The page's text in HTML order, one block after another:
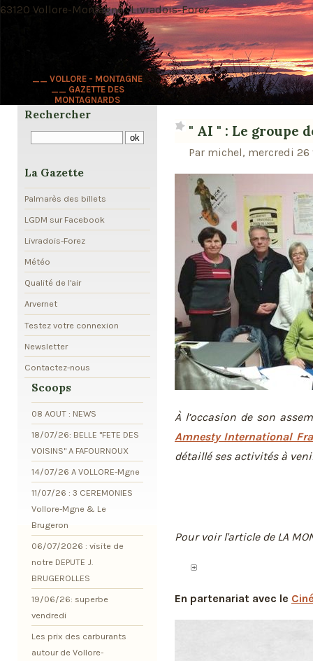
__ VOLLORE - MONTAGNE
__ GAZETTE DES
MONTAGNARDS
63120 Vollore-Montagne · Livradois-Forez
" AI " : Le groupe
Par michel, mercredi 26
À l’occasion de son
Amnesty International
détaillé ses activités à
Pour voir l'article de LA
En partenariat avec le
Rechercher
La Gazette
Palmarès des billets
LGDM sur Facebook
Livradois-Forez
Météo
Qualité de l'air
Arvernet
Testez votre connexion
Newsletter
Contactez-nous
Scoops
08 AOUT : NEWS
18/07/26: BELLE "FETE DES
VOISINS" A FAFOURNOUX
14/07/26 A VOLLORE-Mgne
11/07/26 : 3 CEREMONIES
Vollore-Mgne & Le
Brugeron
06/07/2026 : visite de
notre DEPUTE J.
BRUGEROLLES
19/06/26: superbe
vendredi
Les prix des carburants
autour de Vollore-